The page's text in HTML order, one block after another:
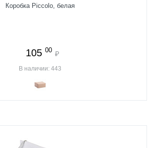
Коробка Piccolo, белая
105 00 ₽
В наличии: 443